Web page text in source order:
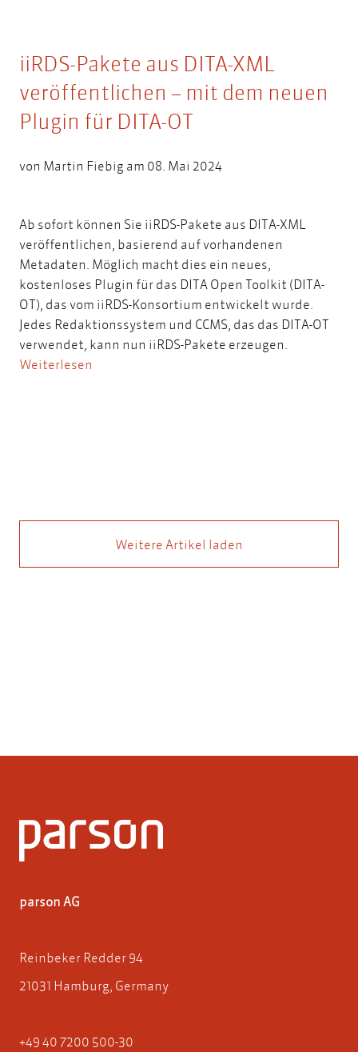
iiRDS-Pakete aus DITA-XML
veröffentlichen – mit dem neuen
Plugin für DITA-OT
von Martin Fiebig am 08. Mai 2024
Ab sofort können Sie iiRDS-Pakete aus DITA-XML
veröffentlichen, basierend auf vorhandenen
Metadaten. Möglich macht dies ein neues,
kostenloses Plugin für das DITA Open Toolkit (DITA-
OT), das vom iiRDS-Konsortium entwickelt wurde.
Jedes Redaktionssystem und CCMS, das das DITA-OT
verwendet, kann nun iiRDS-Pakete erzeugen.
Weiterlesen
Weitere Artikel laden
parson AG
Reinbeker Redder 94
21031 Hamburg, Germany
+49 40 7200 500-30